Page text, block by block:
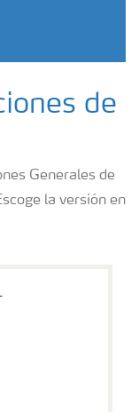
de
Generales de
la versión en